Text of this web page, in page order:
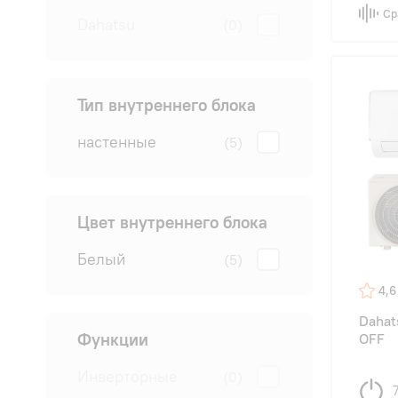
Тип внутреннего блока
настенные (5)
Цвет внутреннего блока
Белый (5)
Функции
4,6
OFF